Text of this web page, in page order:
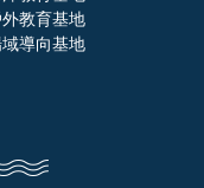
外教育基地
導向基地